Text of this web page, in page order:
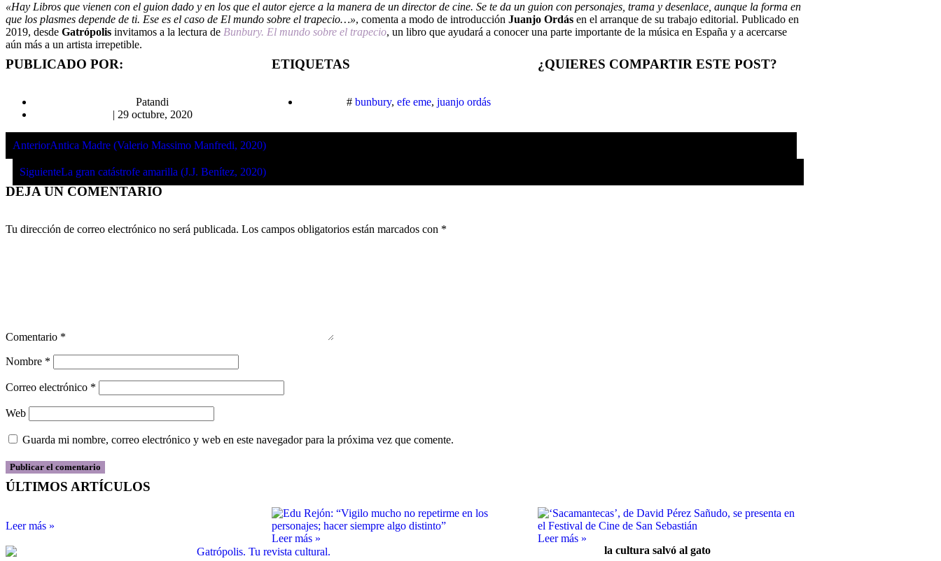
«Hay Libros que vienen con el guion dado y en los que el autor ejerce a la manera de un director de cine. Se te da un guion con personajes, trama y desenlace, aunque la forma en
que los plasmes depende de ti. Ese es el caso de El mundo sobre el trapecio…», comenta a modo de introducción Juanjo Ordás en el arranque de su trabajo editorial. Publicado en
2019, desde Gatrópolis invitamos a la lectura de Bunbury. El mundo sobre el trapecio, un libro que ayudará a conocer una parte importante de la música en España y a acercarse
aún más a un artista irrepetible.
PUBLICADO POR:
Patandi
| 29 octubre, 2020
ETIQUETAS
# bunbury, efe eme, juanjo ordás
¿QUIERES COMPARTIR ESTE POST?
AnteriorAntica Madre (Valerio Massimo Manfredi, 2020)
SiguienteLa gran catástrofe amarilla (J.J. Benítez, 2020)
DEJA UN COMENTARIO
Tu dirección de correo electrónico no será publicada. Los campos obligatorios están marcados con *
Comentario *
Nombre *
Correo electrónico *
Web
Guarda mi nombre, correo electrónico y web en este navegador para la próxima vez que comente.
ÚLTIMOS ARTÍCULOS
Leer más »
Leer más »
Leer más »
la cultura salvó al gato